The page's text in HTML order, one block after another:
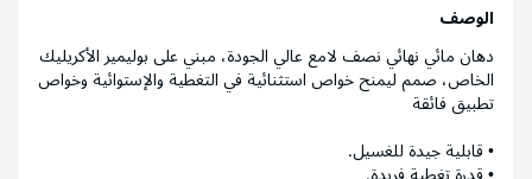
الوصف
دهان مائي نهائي نصف لامع عالي الجودة، مبني على بوليمير الأكريليك
الخاص، صمم ليمنح خواص استثنائية في التغطية والإستوائية وخواص
تطبيق فائقة
• قابلية جيدة للغسيل.